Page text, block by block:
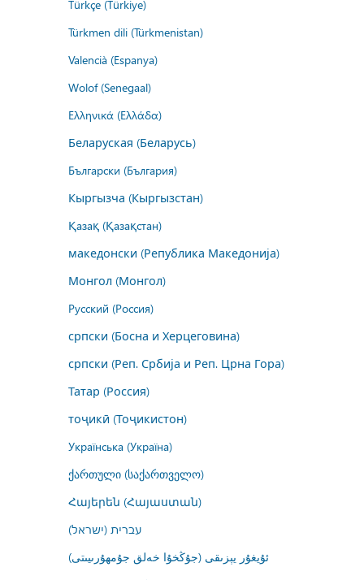
Türkçe (Türkiye)
Türkmen dili (Türkmenistan)
Valencià (Espanya)
Wolof (Senegaal)
Ελληνικά (Ελλάδα)
Беларуская (Беларусь)
Български (България)
Кыргызча (Кыргызстан)
Қазақ (Қазақстан)
македонски (Република Македонија)
Монгол (Монгол)
Русский (Россия)
српски (Босна и Херцеговина)
српски (Реп. Србија и Реп. Црна Гора)
Татар (Россия)
тоҷикӣ (Тоҷикистон)
Українська (Україна)
ქართული (საქართველო)
Հայերեն (Հայաստան)
עברית (ישראל)
ئۇيغۇر يېزىقى (جۇڭخۇا خەلق جۇمھۇرىيىتى)